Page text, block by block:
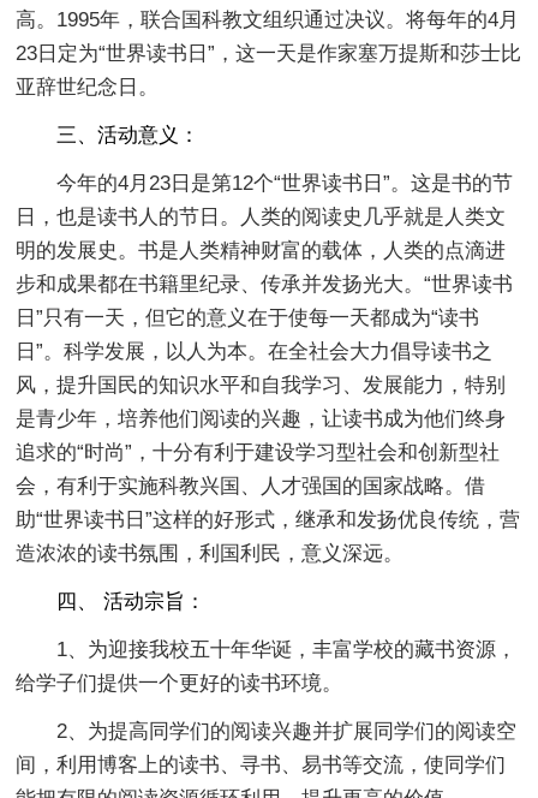
高。1995年，联合国科教文组织通过决议。将每年的4月
23日定为“世界读书日”，这一天是作家塞万提斯和莎士比
亚辞世纪念日。
三、活动意义：
今年的4月23日是第12个“世界读书日”。这是书的节
日，也是读书人的节日。人类的阅读史几乎就是人类文
明的发展史。书是人类精神财富的载体，人类的点滴进
步和成果都在书籍里纪录、传承并发扬光大。“世界读书
日”只有一天，但它的意义在于使每一天都成为“读书
日”。科学发展，以人为本。在全社会大力倡导读书之
风，提升国民的知识水平和自我学习、发展能力，特别
是青少年，培养他们阅读的兴趣，让读书成为他们终身
追求的“时尚”，十分有利于建设学习型社会和创新型社
会，有利于实施科教兴国、人才强国的国家战略。借
助“世界读书日”这样的好形式，继承和发扬优良传统，营
造浓浓的读书氛围，利国利民，意义深远。
四、 活动宗旨：
1、为迎接我校五十年华诞，丰富学校的藏书资源，
给学子们提供一个更好的读书环境。
2、为提高同学们的阅读兴趣并扩展同学们的阅读空
间，利用博客上的读书、寻书、易书等交流，使同学们